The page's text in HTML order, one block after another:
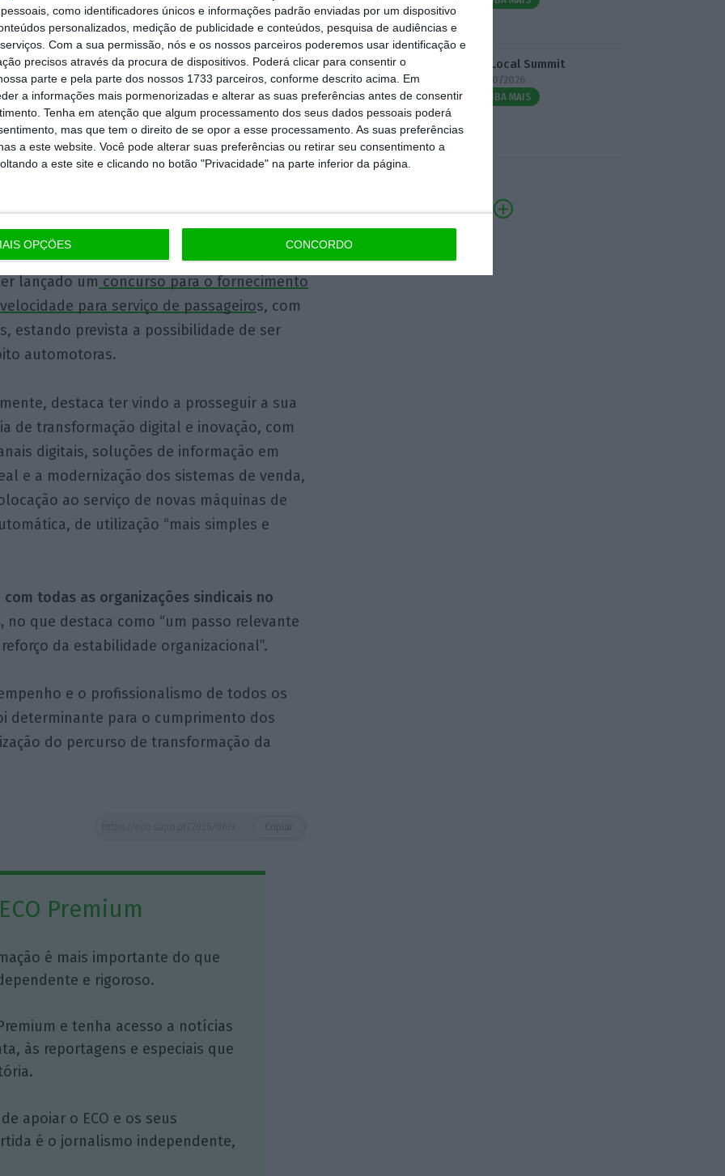
como identificadores únicos e informações padrão enviadas por um dispositivo
personalizados, medição de publicidade e conteúdos, pesquisa de audiências e
Com a sua permissão, nós e os nossos parceiros poderemos usar identificação e
precisos através da procura de dispositivos. Poderá clicar para consentir o
parte e pela parte dos nossos 1733 parceiros, conforme descrito acima. Em
a informações mais pormenorizadas e alterar as suas preferências antes de consentir
Tenha em atenção que algum processamento dos seus dados pessoais poderá
mas que tem o direito de se opor a esse processamento. As suas preferências
a este website. Você pode alterar suas preferências ou retirar seu consentimento a
a este site e clicando no botão "Privacidade" na parte inferior da página.
OPÇÕES CONCORDO
como o de “maior investimento de
começado a chegar os 22 novos comboios
euros)e sido assinado o contrato para a
, entretanto reforçado com 36
da entrega do material circulante (1.064
da CP neste domínio, o que permitirá
prestado aos passageiros”, enfatiza a
lançado um concurso para o fornecimento
para serviço de passageiros, com
estando prevista a possibilidade de ser
automotoras.
destaca ter vindo a prosseguir a sua
de transformação digital e inovação, com
digitais, soluções de informação em
e a modernização dos sistemas de venda,
ao serviço de novas máquinas de
de utilização “mais simples e
com todas as organizações sindicais no
no que destaca como “um passo relevante
da estabilidade organizacional”.
e o profissionalismo de todos os
determinante para o cumprimento dos
do percurso de transformação da
Premium
é mais importante do que
e rigoroso.
e tenha acesso a notícias
às reportagens e especiais que
apoiar o ECO e os seus
é o jornalismo independente,
3.º Local Summit
07/10/2026
SAIBA MAIS